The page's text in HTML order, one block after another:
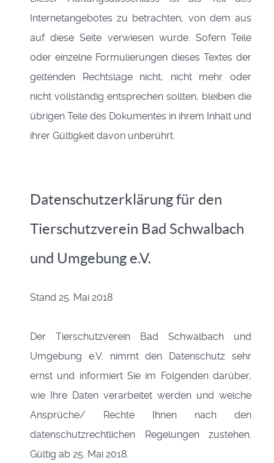
Internetangebotes zu betrachten, von dem aus
auf diese Seite verwiesen wurde. Sofern Teile
oder einzelne Formulierungen dieses Textes der
geltenden Rechtslage nicht, nicht mehr oder
nicht vollständig entsprechen sollten, bleiben die
übrigen Teile des Dokumentes in ihrem Inhalt und
ihrer Gültigkeit davon unberührt.
Datenschutzerklärung für den
Tierschutzverein Bad Schwalbach
und Umgebung e.V.
Stand 25. Mai 2018
Der Tierschutzverein Bad Schwalbach und
Umgebung e.V. nimmt den Datenschutz sehr
ernst und informiert Sie im Folgenden darüber,
wie Ihre Daten verarbeitet werden und welche
Ansprüche/ Rechte Ihnen nach den
datenschutzrechtlichen Regelungen zustehen.
Gültig ab 25. Mai 2018.